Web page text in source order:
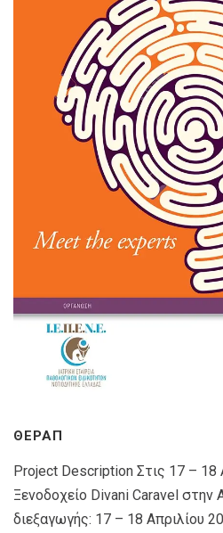
ΘΕΡΑΠ
Project Description Στις 17 – 18
Ξενοδοχείο Divani Caravel στην
διεξαγωγής: 17 – 18 Απριλίου